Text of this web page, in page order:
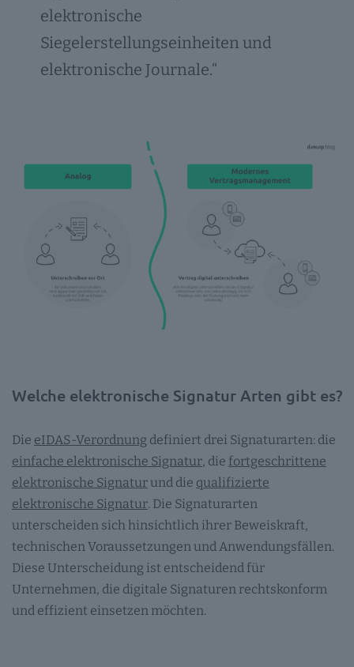
elektronische
Siegelerstellungseinheiten und
elektronische Journale.“
Welche elektronische Signatur Arten gibt es?
Die eIDAS-Verordnung definiert drei Signaturarten: die
einfache elektronische Signatur, die fortgeschrittene
elektronische Signatur und die qualifizierte
elektronische Signatur. Die Signaturarten
unterscheiden sich hinsichtlich ihrer Beweiskraft,
technischen Voraussetzungen und Anwendungsfällen.
Diese Unterscheidung ist entscheidend für
Unternehmen, die digitale Signaturen rechtskonform
und effizient einsetzen möchten.